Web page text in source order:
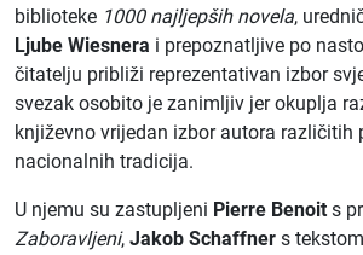
biblioteke 1000 najljepših novela,
Ljube Wiesnera i prepoznatljive po
čitatelju približi reprezentativan izbor
svezak osobito je zanimljiv jer okuplja
književno vrijedan izbor autora različitih
nacionalnih tradicija.
U njemu su zastupljeni Pierre Benoit s
Zaboravljeni, Jakob Schaffner s tekstom